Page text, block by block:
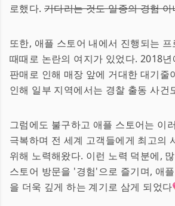
로했다. 기다리는 것도 일종의 경험 아
또한, 애플 스토어 내에서 진행되는
때때로 논란의 여지가 있었다. 2018
판매로 인해 매장 앞에 거대한 대기줄
인해 일부 지역에서는 경찰 출동 사
그럼에도 불구하고 애플 스토어는 이
극복하며 전 세계 고객들에게 최고의
위해 노력해왔다. 이런 노력 덕분에,
스토어 방문을 '경험'으로 즐기며, 애
을 더욱 깊게 하는 계기로 삼게 되었